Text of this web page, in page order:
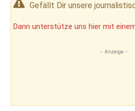
Gefällt Dir unsere
Dann unterstütze uns hier mit
- Anzeige -